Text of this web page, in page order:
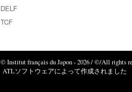
DELF
TCF
© Institut français du Japon - 2026 / ©/All rights
ATLソフトウェアによって作成されました